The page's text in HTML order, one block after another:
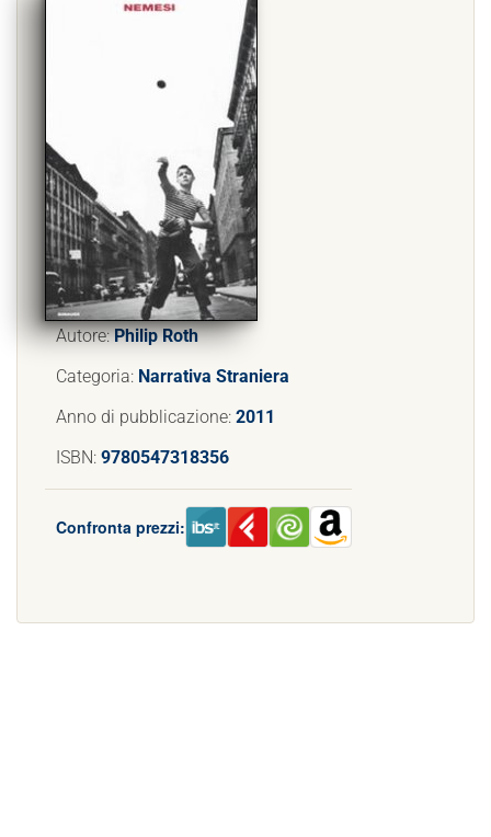
Autore:Philip Roth
Categoria: Narrativa Straniera
Anno di pubblicazione: 2011
ISBN: 9780547318356
Confronta prezzi: